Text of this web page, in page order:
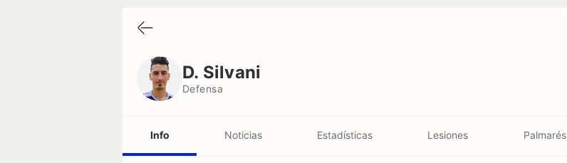
D. Silvani
Defensa
Info Noticias Estadísticas Lesiones Palmarés